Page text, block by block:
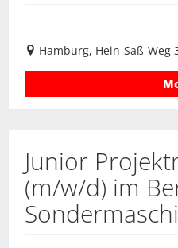
Hamburg, Hein-Saß-Weg
Junior
(m/w/d) im